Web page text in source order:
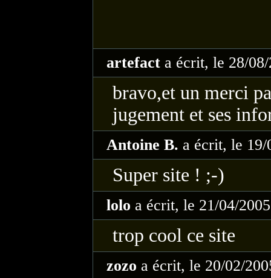
artefact a écrit, le 28/
bravo,et un merci
jugement et ses
Antoine B. a écrit, le
Super site ! ;-)
lolo a écrit, le 21/04/
trop cool ce site
zozo a écrit, le 20/02/